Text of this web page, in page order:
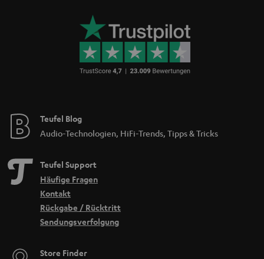
Teufel Blog
Audio-Technologien, HiFi-Trends, Tipps & Tricks
Teufel Support
Häufige Fragen
Kontakt
Rückgabe / Rücktritt
Sendungsverfolgung
Store Finder